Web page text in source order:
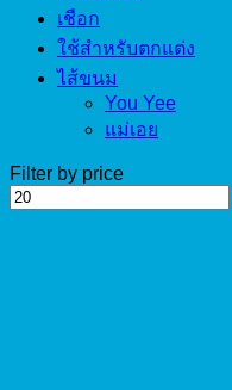
เชือก
ใช้สำหรับตกแต่ง
ไส้ขนม
You Yee
แม่เอย
Filter by price
Min
price